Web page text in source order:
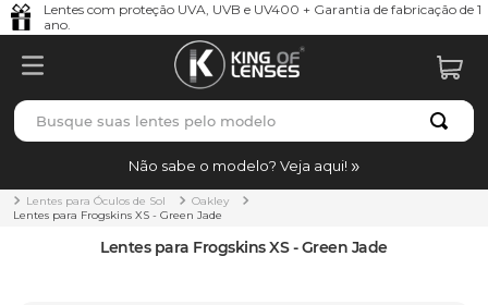
Lentes com proteção UVA, UVB e UV400 + Garantia de fabricação de 1
ano.
Busque suas lentes pelo modelo
Não sabe o modelo? Veja aqui!
Lentes para Óculos de Sol
Oakley
Lentes para Frogskins XS - Green Jade
Lentes para Frogskins XS - Green Jade
TERMOS MAIS BUSCADOS
1º borrachas
holbrook